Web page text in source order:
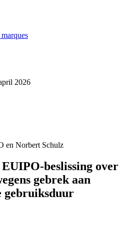
2026
en Norbert Schulz
Ltd tegen EUIPO en Norbert
artikelen/gerecht-vernietigt-
vu-wegens-gebrek-aan-
beslissing over
gebrek aan
gebruiksduur